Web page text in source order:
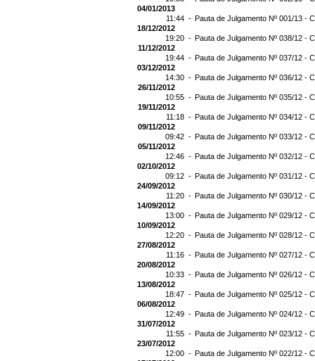
04/01/2013
11:44 - Pauta de Julgamento Nº 001/13 -
18/12/2012
19:20 - Pauta de Julgamento Nº 038/12 -
11/12/2012
19:44 - Pauta de Julgamento Nº 037/12 -
03/12/2012
14:30 - Pauta de Julgamento Nº 036/12 -
26/11/2012
10:55 - Pauta de Julgamento Nº 035/12 -
19/11/2012
11:18 - Pauta de Julgamento Nº 034/12 -
09/11/2012
09:42 - Pauta de Julgamento Nº 033/12 -
05/11/2012
12:46 - Pauta de Julgamento Nº 032/12 -
02/10/2012
09:12 - Pauta de Julgamento Nº 031/12 -
24/09/2012
11:20 - Pauta de Julgamento Nº 030/12 -
14/09/2012
13:00 - Pauta de Julgamento Nº 029/12 -
10/09/2012
12:20 - Pauta de Julgamento Nº 028/12 -
27/08/2012
11:16 - Pauta de Julgamento Nº 027/12 -
20/08/2012
10:33 - Pauta de Julgamento Nº 026/12 -
13/08/2012
18:47 - Pauta de Julgamento Nº 025/12 -
06/08/2012
12:49 - Pauta de Julgamento Nº 024/12 -
31/07/2012
11:55 - Pauta de Julgamento Nº 023/12 -
23/07/2012
12:00 - Pauta de Julgamento Nº 022/12 -